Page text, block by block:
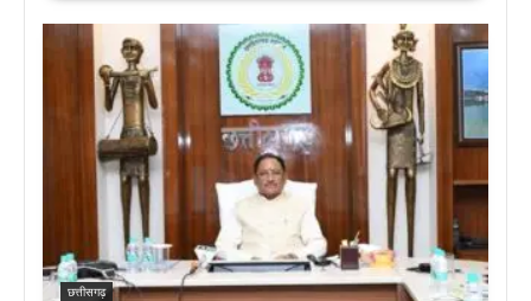
छत्तीसगढ़